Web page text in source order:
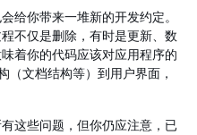
给你带来一堆新的开发约定。
不仅是删除，有时是更新、数
着你的代码应该对应用程序的
（文档结构等）到用户界面，
这些问题，但你仍应注意，已